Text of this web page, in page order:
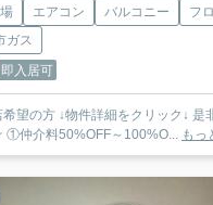
エアコン バルコニー
フ
ガス
即入居可
望の方 ↓物件詳細をクリック↓ 是
介料50%OFF～100%O...
もっ